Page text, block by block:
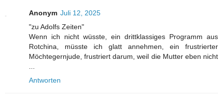
Anonym Juli 12, 2025
"zu Adolfs Zeiten"
Wenn ich nicht wüsste, ein drittklassiges Programm aus
Rotchina, müsste ich glatt annehmen, ein frustrierter
Möchtegernjude, frustriert darum, weil die Mutter eben nicht
...
Antworten